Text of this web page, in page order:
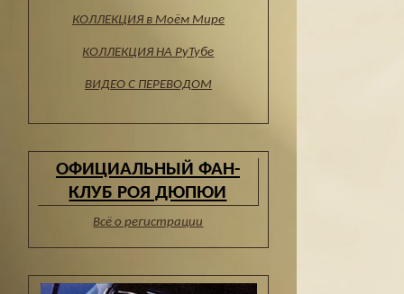
КОЛЛЕКЦИЯ в Моём Мире
КОЛЛЕКЦИЯ НА РуТубе
ВИДЕО С ПЕРЕВОДОМ
ОФИЦИАЛЬНЫЙ ФАН-
КЛУБ РОЯ ДЮПЮИ
Всё о регистрации